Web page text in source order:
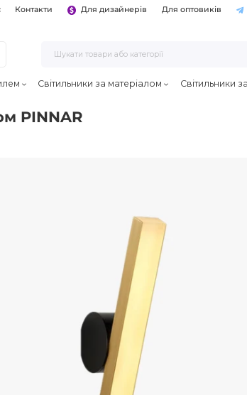
Контакти Для дизайнерів Для оптовиків
Світильники за матеріалом Світильники
PINNAR